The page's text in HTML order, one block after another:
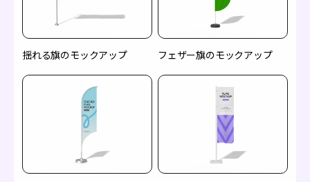
揺れる旗のモックアップ フェザー旗のモックアップ